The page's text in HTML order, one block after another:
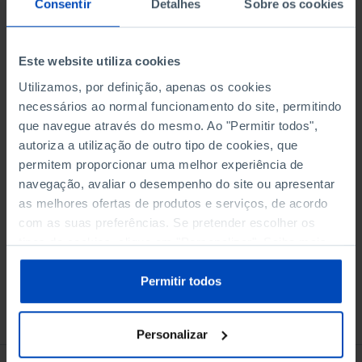
Consentir Detalhes Sobre os cookies
Este website utiliza cookies
Utilizamos, por definição, apenas os cookies
necessários ao normal funcionamento do site, permitindo
que navegue através do mesmo. Ao "Permitir todos",
autoriza a utilização de outro tipo de cookies, que
permitem proporcionar uma melhor experiência de
navegação, avaliar o desempenho do site ou apresentar
as melhores ofertas de produtos e serviços, de acordo
com as suas preferências. Se pretender escolher os
tipos de cookies, clique em "Personalizar". Saiba mais
sobre cookies através da gestão de preferências ou da
Política de Cookies.
Permitir todos
Personalizar
Adicionar ao cesto
eBook
Conheça também